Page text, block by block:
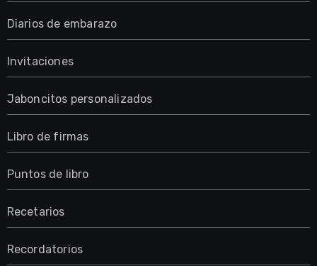
Diarios de embarazo
Invitaciones
Jaboncitos personalizados
Libro de firmas
Puntos de libro
Recetarios
Recordatorios